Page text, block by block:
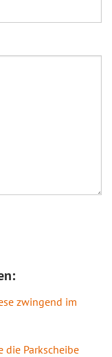
zwingend im
die Parkscheibe